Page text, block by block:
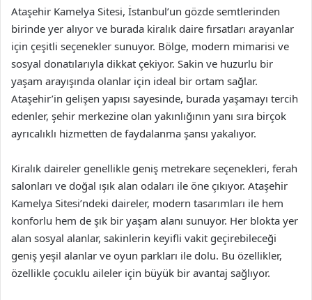
Ataşehir Kamelya Sitesi, İstanbul’un gözde semtlerinden
birinde yer alıyor ve burada kiralık daire fırsatları arayanlar
için çeşitli seçenekler sunuyor. Bölge, modern mimarisi ve
sosyal donatılarıyla dikkat çekiyor. Sakin ve huzurlu bir
yaşam arayışında olanlar için ideal bir ortam sağlar.
Ataşehir’in gelişen yapısı sayesinde, burada yaşamayı tercih
edenler, şehir merkezine olan yakınlığının yanı sıra birçok
ayrıcalıklı hizmetten de faydalanma şansı yakalıyor.
Kiralık daireler genellikle geniş metrekare seçenekleri, ferah
salonları ve doğal ışık alan odaları ile öne çıkıyor. Ataşehir
Kamelya Sitesi’ndeki daireler, modern tasarımları ile hem
konforlu hem de şık bir yaşam alanı sunuyor. Her blokta yer
alan sosyal alanlar, sakinlerin keyifli vakit geçirebileceği
geniş yeşil alanlar ve oyun parkları ile dolu. Bu özellikler,
özellikle çocuklu aileler için büyük bir avantaj sağlıyor.